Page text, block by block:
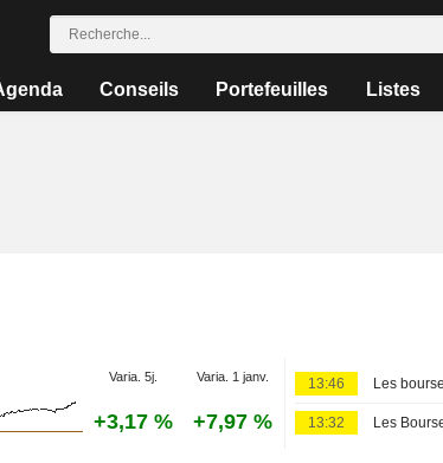
Conseils Portefeuilles Listes
Varia. 5j. Varia. 1 janv.
+3,17 % +7,97 %
13:46
13:32